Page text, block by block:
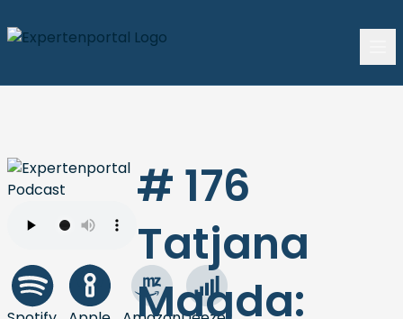
# 176
Tatjana
Magda: